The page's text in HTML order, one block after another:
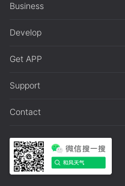
Business
Develop
Get APP
Support
Contact